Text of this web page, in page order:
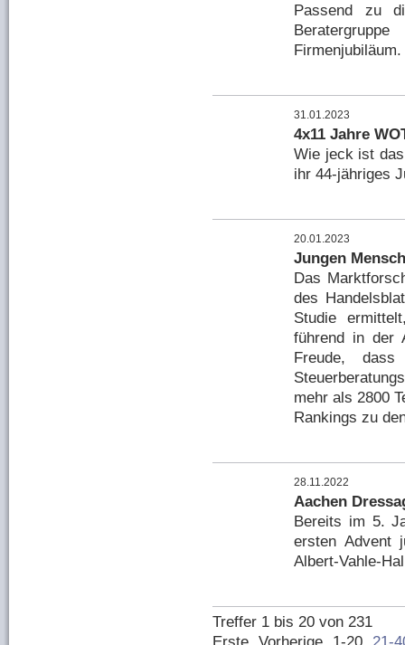
Passend zu
Firmenjubiläum.
31.01.2023
4x11 Jahre
Wie jeck ist
ihr 44-jähriges
20.01.2023
Jungen
Das
des
Studie
führend in der
Freude,
mehr als 2800
Rankings zu
28.11.2022
Aachen
Bereits im 5.
ersten Advent
Albert-Vahle-
Treffer 1 bis 20 von 231
Erste Vorherige 1-20 21-